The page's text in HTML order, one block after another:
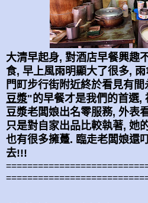
大清早起身, 對酒店早餐興趣
食, 早上風雨明顯大了很多,
門町步行街附近終於看見有
豆漿"的早餐才是我們的首選,
豆漿老闆娘出名零服務, 外表
只是對自家出品比較執著, 她
也有很多擁躉. 臨走老闆娘還
去!!!